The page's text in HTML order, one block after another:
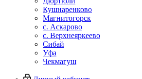
Кушнаренково
Магнитогорск
с. Аскарово
с. Верхнеяркеево
Сибай
Уфа
Чекмагуш